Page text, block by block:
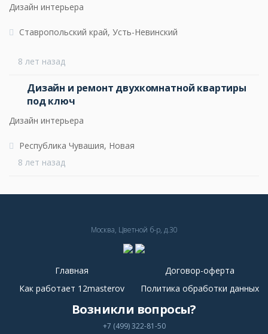
Дизайн интерьера
8 лет назад
Ставропольский край, Усть-Невинский
Дизайн и ремонт двухкомнатной квартиры
под ключ
Дизайн интерьера
8 лет назад
Республика Чувашия, Новая
Москва, Цветной б-р, д.30
Главная
Договор-оферта
Как работает 12masterov
Политика обработки данных
Возникли вопросы?
+7 (499) 322-81-50